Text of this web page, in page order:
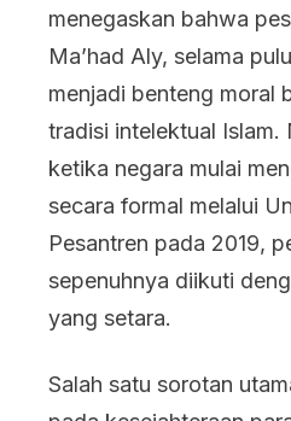
menegaskan bahwa
Ma’had Aly, selama
menjadi benteng moral
tradisi intelektual Islam.
ketika negara mulai
secara formal melalui
Pesantren pada 2019,
sepenuhnya diikuti
yang setara.
Salah satu sorotan